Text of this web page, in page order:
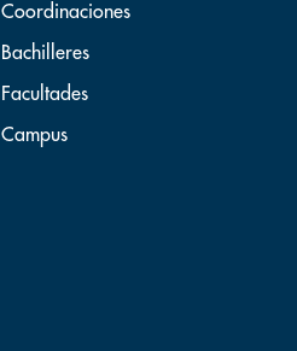
Coordinaciones
Bachilleres
Facultades
Campus